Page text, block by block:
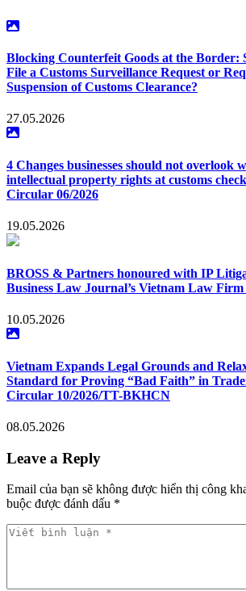
điện thoại 0903 287 057.
Blocking Counterfeit Goods at the Border:
File a Customs Surveillance Request or
Suspension of Customs Clearance?
27.05.2026
4 Changes businesses should not overlook
intellectual property rights at customs
Circular 06/2026
19.05.2026
BROSS & Partners honoured with IP
Business Law Journal’s Vietnam Law
10.05.2026
Vietnam Expands Legal Grounds and
Standard for Proving “Bad Faith” in
Circular 10/2026/TT-BKHCN
08.05.2026
Leave a Reply
Email của bạn sẽ không được hiển thị công
buộc được đánh dấu *
Viết bình luận *